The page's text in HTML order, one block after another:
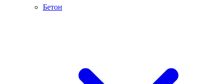
Бетон